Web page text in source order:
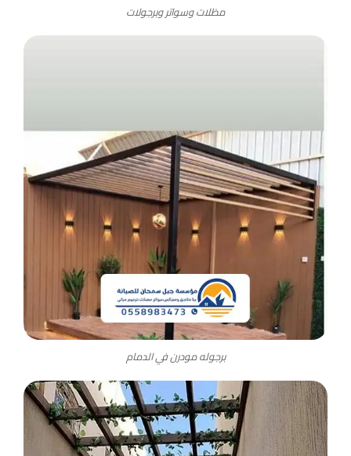
مظلات وسواتر وبرجولات
برجوله مودرن في الدمام